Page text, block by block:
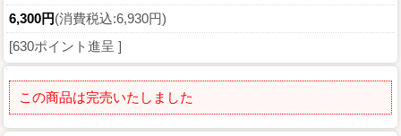
6,300円(消費税込:6,930円)
[630ポイント進呈 ]
この商品は完売いたしました